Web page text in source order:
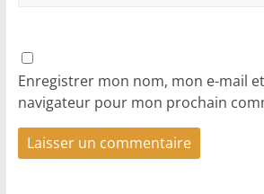
Enregistrer mon nom, mon e-mail
navigateur pour mon prochain